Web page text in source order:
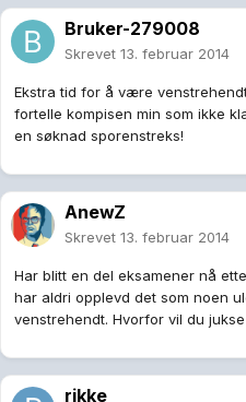
Bruker-279008
Skrevet 13. februar 2014
Ekstra tid for å være
fortelle kompisen min som ikke
en søknad sporenstreks!
AnewZ
Skrevet 13. februar 2014
Har blitt en del eksamener nå
har aldri opplevd det som noen
venstrehendt. Hvorfor vil du
rikke_